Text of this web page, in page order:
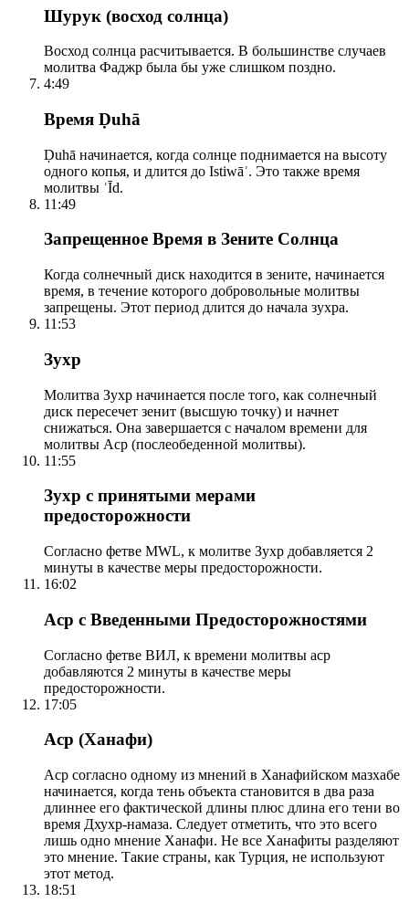
Шурук (восход солнца)
Восход солнца расчитывается. В большинстве случаев
молитва Фаджр была бы уже слишком поздно.
4:49
Время Ḍuhā
Ḍuhā начинается, когда солнце поднимается на высоту
одного копья, и длится до Istiwāʾ. Это также время
молитвы ʿĪd.
11:49
Запрещенное Время в Зените Солнца
Когда солнечный диск находится в зените, начинается
время, в течение которого добровольные молитвы
запрещены. Этот период длится до начала зухра.
11:53
Зухр
Молитва Зухр начинается после того, как солнечный
диск пересечет зенит (высшую точку) и начнет
снижаться. Она завершается с началом времени для
молитвы Аср (послеобеденной молитвы).
11:55
Зухр с принятыми мерами
предосторожности
Согласно фетве MWL, к молитве Зухр добавляется 2
минуты в качестве меры предосторожности.
16:02
Аср с Введенными Предосторожностями
Согласно фетве ВИЛ, к времени молитвы аср
добавляются 2 минуты в качестве меры
предосторожности.
17:05
Аср (Ханафи)
Аср согласно одному из мнений в Ханафийском мазхабе
начинается, когда тень объекта становится в два раза
длиннее его фактической длины плюс длина его тени во
время Дхухр-намаза. Следует отметить, что это всего
лишь одно мнение Ханафи. Не все Ханафиты разделяют
это мнение. Такие страны, как Турция, не используют
этот метод.
18:51